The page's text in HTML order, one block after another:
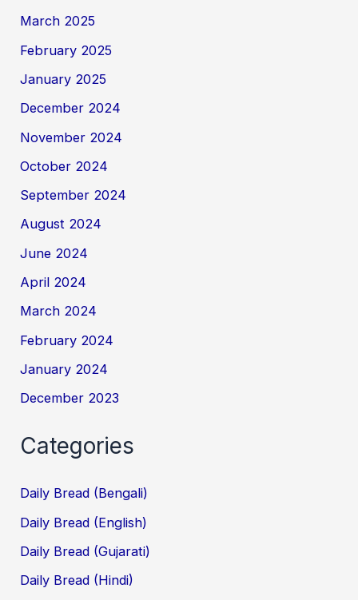
March 2025
February 2025
January 2025
December 2024
November 2024
October 2024
September 2024
August 2024
June 2024
April 2024
March 2024
February 2024
January 2024
December 2023
Categories
Daily Bread (Bengali)
Daily Bread (English)
Daily Bread (Gujarati)
Daily Bread (Hindi)